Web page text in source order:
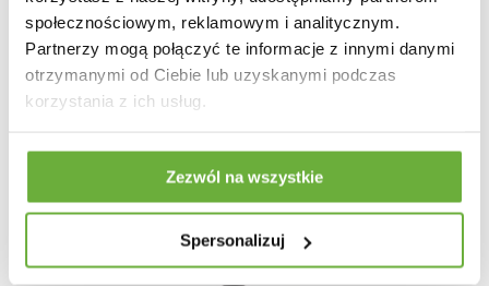
społecznościowym, reklamowym i analitycznym.
Partnerzy mogą połączyć te informacje z innymi danymi
otrzymanymi od Ciebie lub uzyskanymi podczas
korzystania z ich usług.
Zezwól na wszystkie
Spersonalizuj